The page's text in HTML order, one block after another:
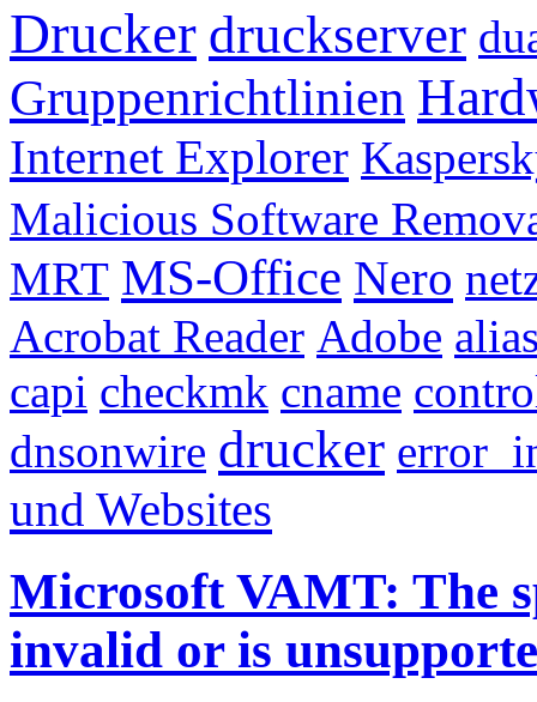
Drucker druckserver
Gruppenrichtlinien
Internet Explorer
Malicious Software
MRT MS-Office Nero
Acrobat Reader Adobe
capi checkmk cname
dnsonwire drucker
und Websites
Microsoft VAMT: The
invalid or is